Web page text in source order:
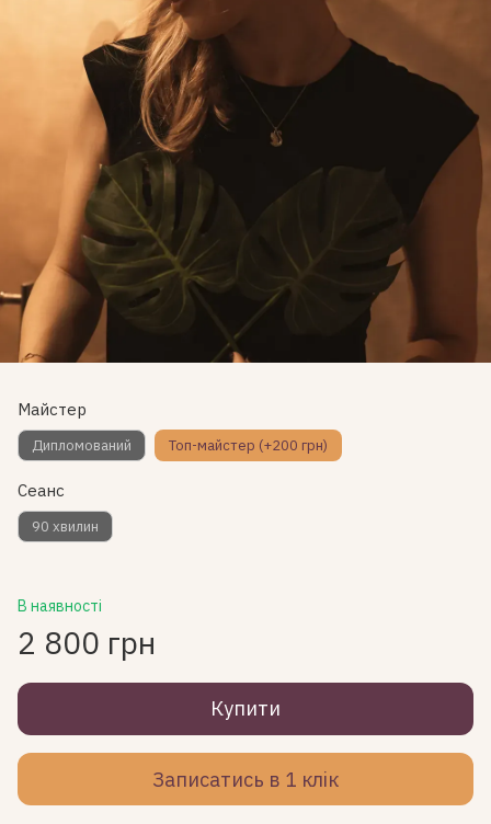
Майстер
Дипломований Топ-майстер (+200 грн)
Сеанс
90 хвилин
В наявності
2 800 грн
Купити
Записатись в 1 клік